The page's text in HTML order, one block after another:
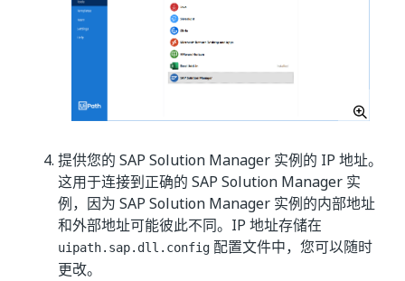
提供您的 SAP Solution Manager 实例的 IP 地址。
这用于连接到正确的 SAP Solution Manager 实
例，因为 SAP Solution Manager 实例的内部地址
和外部地址可能彼此不同。IP 地址存储在
uipath.sap.dll.config 配置文件中，您可以随时
更改。